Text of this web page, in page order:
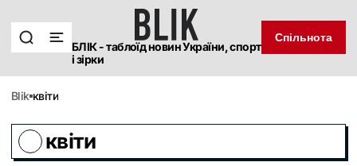
БЛІК - таблоїд новин України, спорт
і зірки
Спільнота
blik квіти
квіти